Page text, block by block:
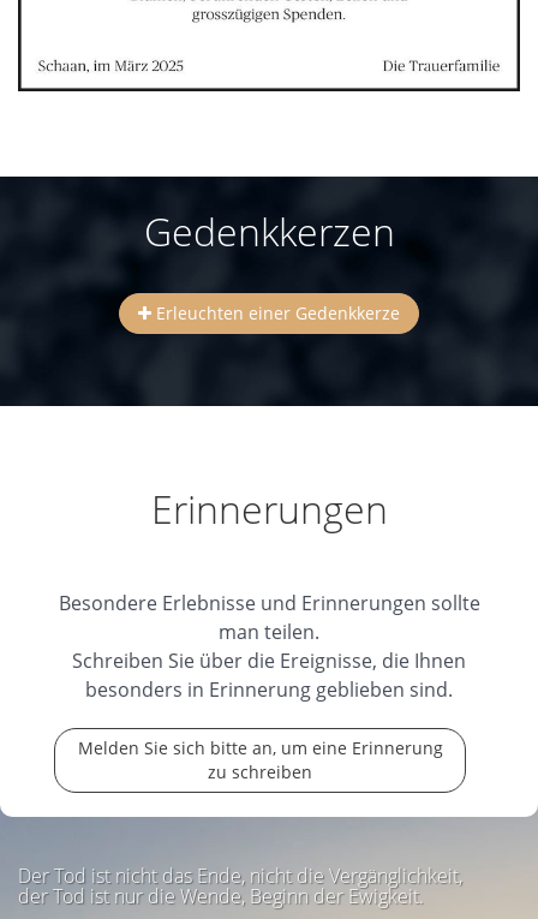
Gedenkkerzen
Erleuchten einer Gedenkkerze
Erinnerungen
Besondere Erlebnisse und Erinnerungen sollte
man teilen.
Schreiben Sie über die Ereignisse, die Ihnen
besonders in Erinnerung geblieben sind.
Melden Sie sich bitte an, um eine Erinnerung
zu schreiben
Der Tod ist nicht das Ende, nicht die Vergänglichkeit,
der Tod ist nur die Wende, Beginn der Ewigkeit.